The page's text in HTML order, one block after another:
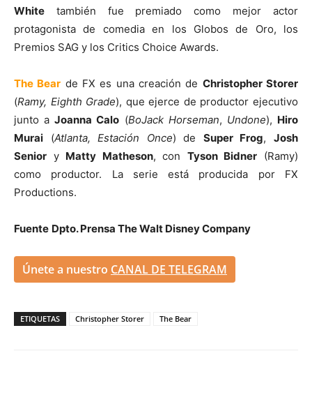
White también fue premiado como mejor actor
protagonista de comedia en los Globos de Oro, los
Premios SAG y los Critics Choice Awards.
The Bear de FX es una creación de Christopher Storer
(Ramy, Eighth Grade), que ejerce de productor ejecutivo
junto aJoanna Calo (BoJack Horseman, Undone), Hiro
Murai (Atlanta, Estación Once) de Super Frog,Josh
Senior y Matty Matheson, con Tyson Bidner (Ramy)
como productor. La serie está producida por FX
Productions.
Fuente Dpto. Prensa The Walt Disney Company
Únete a nuestro CANAL DE TELEGRAM
ETIQUETAS Christopher Storer The Bear